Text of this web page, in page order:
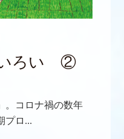
いろい ②
。コロナ禍の数年
プロ...